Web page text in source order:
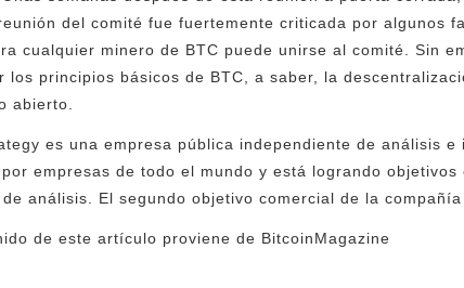
del comité fue fuertemente criticada por algunos
cualquier minero de BTC puede unirse al comité. Sin
los principios básicos de BTC, a saber, la
abierto.
es una empresa pública independiente de análisis
empresas de todo el mundo y está logrando
análisis. El segundo objetivo comercial de la
de este artículo proviene de BitcoinMagazine